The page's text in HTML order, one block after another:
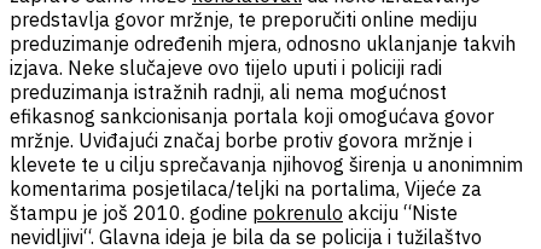
predstavlja govor mržnje, te preporučiti online mediju
preduzimanje određenih mjera, odnosno uklanjanje takvih
izjava. Neke slučajeve ovo tijelo uputi i policiji radi
preduzimanja istražnih radnji, ali nema mogućnost
efikasnog sankcionisanja portala koji omogućava govor
mržnje. Uviđajući značaj borbe protiv govora mržnje i
klevete te u cilju sprečavanja njihovog širenja u anonimnim
komentarima posjetilaca/teljki na portalima, Vijeće za
štampu je još 2010. godine pokrenulo akciju “Niste
nevidljivi“. Glavna ideja je bila da se policija i tužilaštvo